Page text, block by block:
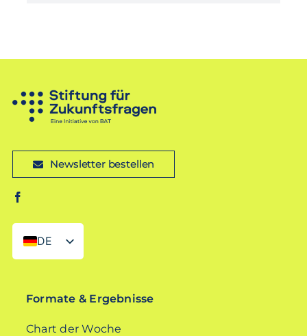
Newsletter bestellen
DE
EN
Formate & Ergebnisse
Chart der Woche